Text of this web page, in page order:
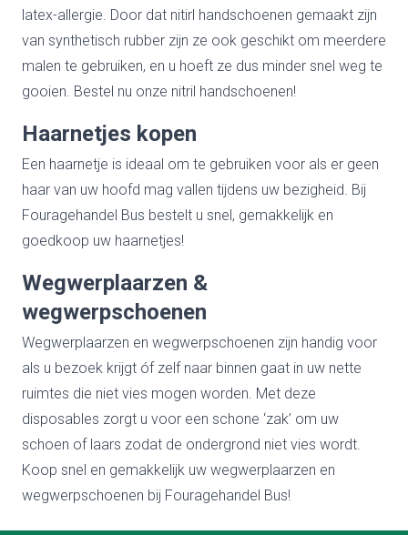
latex-allergie. Door dat nitirl handschoenen gemaakt zijn
van synthetisch rubber zijn ze ook geschikt om meerdere
malen te gebruiken, en u hoeft ze dus minder snel weg te
gooien. Bestel nu onze nitril handschoenen!
Haarnetjes kopen
Een haarnetje is ideaal om te gebruiken voor als er geen
haar van uw hoofd mag vallen tijdens uw bezigheid. Bij
Fouragehandel Bus bestelt u snel, gemakkelijk en
goedkoop uw haarnetjes!
Wegwerplaarzen &
wegwerpschoenen
Wegwerplaarzen en wegwerpschoenen zijn handig voor
als u bezoek krijgt óf zelf naar binnen gaat in uw nette
ruimtes die niet vies mogen worden. Met deze
disposables zorgt u voor een schone ‘zak’ om uw
schoen of laars zodat de ondergrond niet vies wordt.
Koop snel en gemakkelijk uw wegwerplaarzen en
wegwerpschoenen bij Fouragehandel Bus!